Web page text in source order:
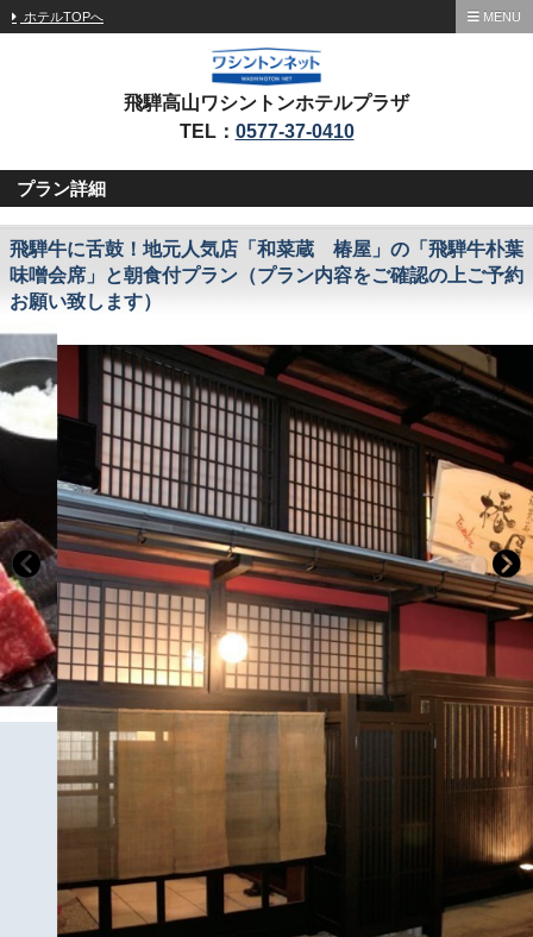
ホテルTOPへ MENU
飛騨高山ワシントンホテルプラザ
TEL： 0577-37-0410
プラン詳細
飛騨牛に舌鼓！地元人気店「和菜蔵 椿屋」の「飛騨牛朴葉
味噌会席」と朝食付プラン（プラン内容をご確認の上ご予約
お願い致します）